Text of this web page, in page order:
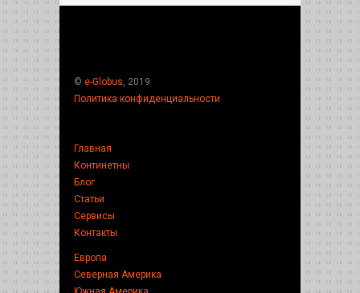
© e-Globus , 2019
Политика конфиденциальности
Главная
Континетны
Блог
Статьи
Сервисы
Контакты
Европа
Северная Америка